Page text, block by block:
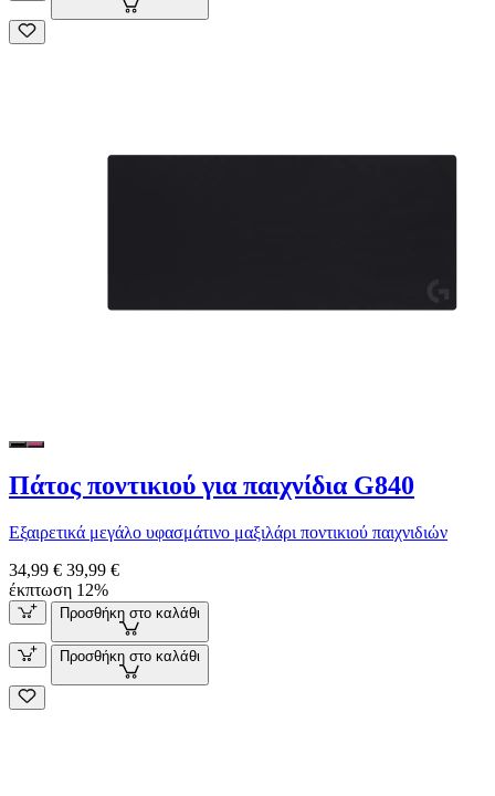
Πάτος ποντικιού για παιχνίδια G840
Εξαιρετικά μεγάλο υφασμάτινο μαξιλάρι ποντικιού παιχνιδιών
34,99 € 39,99 €
έκπτωση 12%
Προσθήκη στο καλάθι
Προσθήκη στο καλάθι